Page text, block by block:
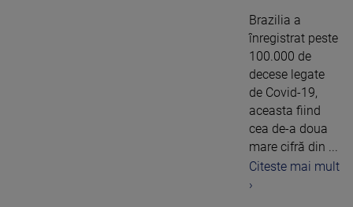
Brazilia a
înregistrat peste
100.000 de
decese legate
de Covid-19,
aceasta fiind
cea de-a doua
mare cifră din ...
Citeste mai mult
›